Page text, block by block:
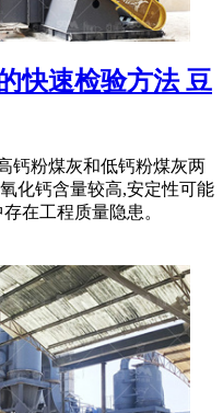
快速检验方法 豆
钙粉煤灰和低钙粉煤灰两
化钙含量较高,安定性可能
在工程质量隐患。